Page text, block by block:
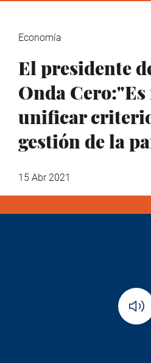
Economía
El presidente
Onda
unificar
gestión de la
15 Abr 2021